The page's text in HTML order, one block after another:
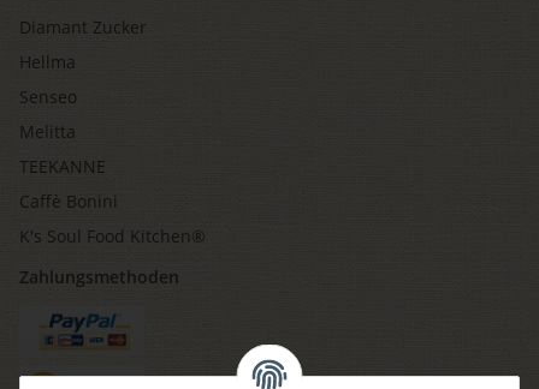
Diamant Zucker
Hellma
Senseo
Melitta
TEEKANNE
Caffè Bonini
K's Soul Food Kitchen®
Zahlungsmethoden